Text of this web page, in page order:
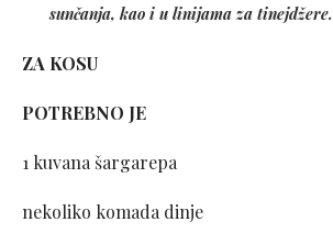
sunčanja, kao i u linijama za tinejdžere.
ZA KOSU
POTREBNO JE
1 kuvana šargarepa
nekoliko komada dinje